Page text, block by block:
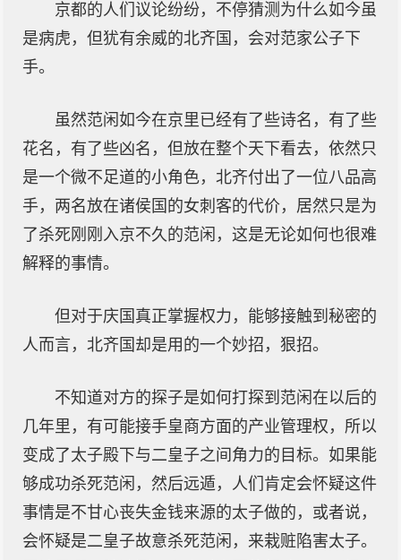
京都的人们议论纷纷，不停猜测为什么如今虽
是病虎，但犹有余威的北齐国，会对范家公子下
手。
虽然范闲如今在京里已经有了些诗名，有了些
花名，有了些凶名，但放在整个天下看去，依然只
是一个微不足道的小角色，北齐付出了一位八品高
手，两名放在诸侯国的女刺客的代价，居然只是为
了杀死刚刚入京不久的范闲，这是无论如何也很难
解释的事情。
但对于庆国真正掌握权力，能够接触到秘密的
人而言，北齐国却是用的一个妙招，狠招。
不知道对方的探子是如何打探到范闲在以后的
几年里，有可能接手皇商方面的产业管理权，所以
变成了太子殿下与二皇子之间角力的目标。如果能
够成功杀死范闲，然后远遁，人们肯定会怀疑这件
事情是不甘心丧失金钱来源的太子做的，或者说，
会怀疑是二皇子故意杀死范闲，来栽赃陷害太子。